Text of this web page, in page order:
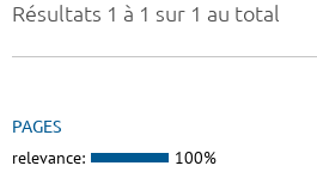
Résultats 1 à 1 sur 1 au total
PAGES
relevance: 100%